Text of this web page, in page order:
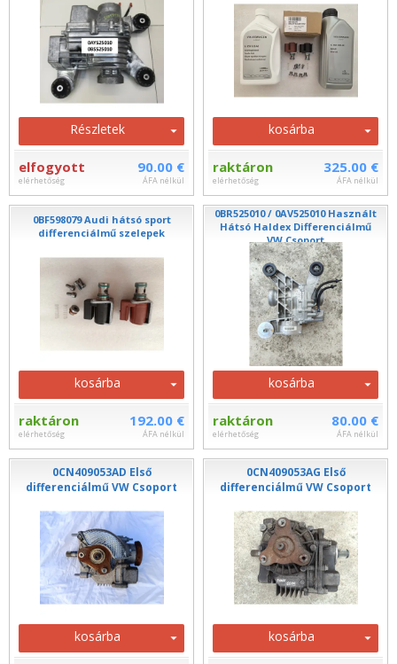
Részletek
elfogyott
elérhetőség
90.00 €
ÁFA nélkül
kosárba
raktáron
elérhetőség
325.00 €
ÁFA nélkül
0BF598079 Audi hátsó sport
differenciálmű szelepek
kosárba
raktáron
elérhetőség
192.00 €
ÁFA nélkül
0BR525010 / 0AV525010 Használt
Hátsó Haldex Differenciálmű
VW Csoport
kosárba
raktáron
elérhetőség
80.00 €
ÁFA nélkül
0CN409053AD Első
differenciálmű VW Csoport
kosárba
0CN409053AG Első
differenciálmű VW Csoport
kosárba